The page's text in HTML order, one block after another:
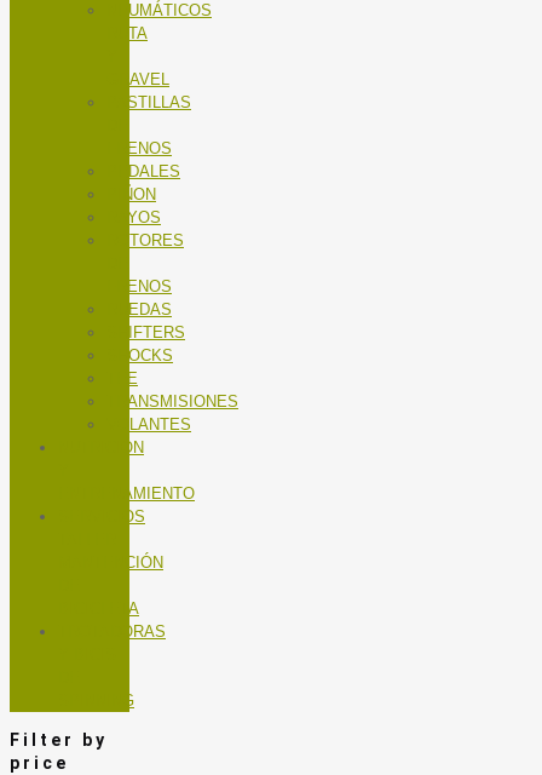
NEUMÁTICOS
RUTA
GRAVEL
PASTILLAS
FRENOS
PEDALES
PIÑON
RAYOS
ROTORES
FRENOS
RUEDAS
SHIFTERS
SHOCKS
TEE
TRANSMISIONES
VOLANTES
NUTRICIÓN
ENTRENAMIENTO
SERVICIOS
MANTENCIÓN
BICICLETA
TROTADORAS
SPINNING
Filter by
price